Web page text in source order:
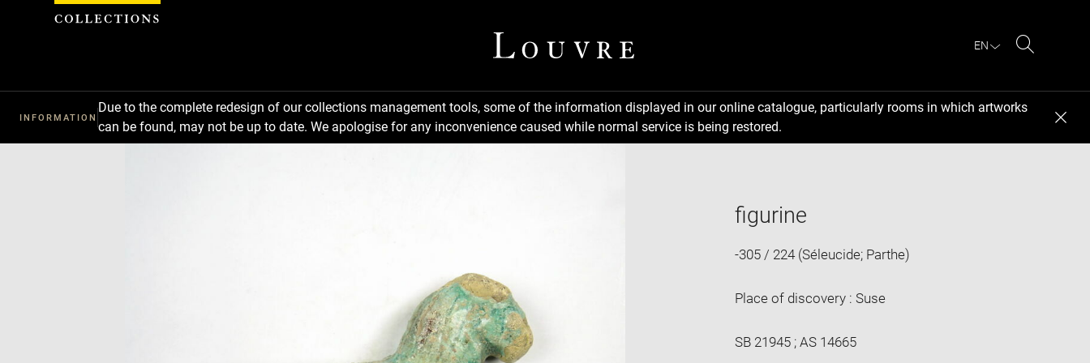
EN
INFORMATION
Due to the complete redesign of our collections management tools, some of the information displayed in our online catalogue, particularly rooms in which artworks
can be found, may not be up to date. We apologise for any inconvenience caused while normal service is being restored.
figurine
-305 / 224 (Séleucide; Parthe)
Place of discovery : Suse
SB 21945 ; AS 14665
Cookies management panel